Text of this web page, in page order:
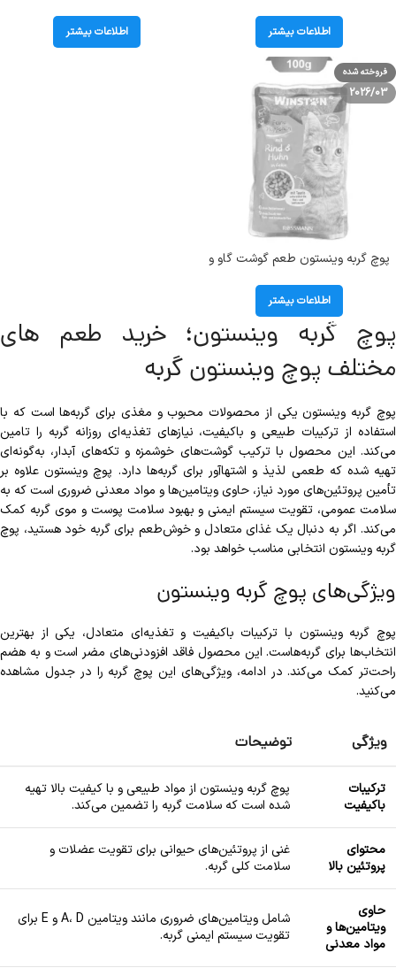
اطلاعات بیشتر
کد103053
اطلاعات بیشتر
فروخته شده
2026/03
پوچ گربه وینستون طعم گوشت گاو و
Rind & Huhn
اطلاعات بیشتر
پوچ گربه وینستون؛ خرید طعم های
مختلف پوچ وینستون گربه
پوچ گربه وینستون یکی از محصولات محبوب و مغذی برای گربه‌ها است که با
استفاده از ترکیبات طبیعی و باکیفیت، نیازهای تغذیه‌ای روزانه گربه را تامین
می‌کند. این محصول با ترکیب گوشت‌های خوشمزه و تکه‌های آبدار، به‌گونه‌ای
تهیه شده که طعمی لذیذ و اشتها‌آور برای گربه‌ها دارد. پوچ وینستون علاوه بر
تأمین پروتئین‌های مورد نیاز، حاوی ویتامین‌ها و مواد معدنی ضروری است که به
سلامت عمومی، تقویت سیستم ایمنی و بهبود سلامت پوست و موی گربه کمک
می‌کند. اگر به دنبال یک غذای متعادل و خوش‌طعم برای گربه خود هستید، پوچ
گربه وینستون انتخابی مناسب خواهد بود.
ویژگی‌های پوچ گربه وینستون
پوچ گربه وینستون با ترکیبات باکیفیت و تغذیه‌ای متعادل، یکی از بهترین
انتخاب‌ها برای گربه‌هاست. این محصول فاقد افزودنی‌های مضر است و به هضم
راحت‌تر کمک می‌کند. در ادامه، ویژگی‌های این پوچ گربه را در جدول مشاهده
می‌کنید.
ویژگی توضیحات
ترکیبات
باکیفیت
پوچ گربه وینستون از مواد طبیعی و با کیفیت بالا تهیه
شده است که سلامت گربه را تضمین می‌کند.
محتوای
پروتئین بالا
غنی از پروتئین‌های حیوانی برای تقویت عضلات و
سلامت کلی گربه.
حاوی
ویتامین‌ها و
مواد معدنی
شامل ویتامین‌های ضروری مانند ویتامین A، D و E برای
تقویت سیستم ایمنی گربه.